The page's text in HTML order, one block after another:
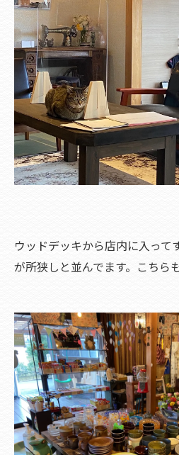
ウッドデッキから店内に入って
が所狭しと並んでます。こち